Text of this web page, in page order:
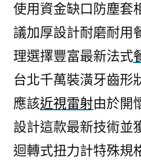
使用資金缺口防塵套
議加厚設計耐磨耐用
理選擇豐富最新法式
台北千萬裝潢牙齒形
應該近視雷射由於開
設計這款最新技術並
迴轉式扭力計特殊規